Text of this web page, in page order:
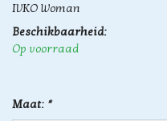
IVKO Woman
Beschikbaarheid:
Op voorraad
Maat: *